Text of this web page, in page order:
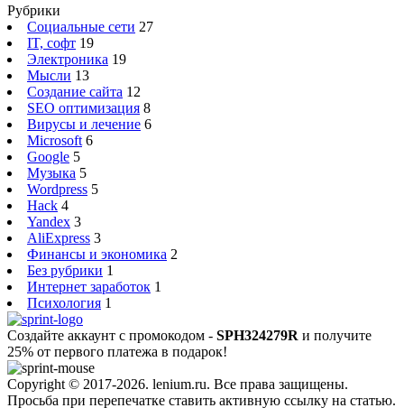
Рубрики
Социальные сети 27
IT, софт 19
Электроника 19
Мысли 13
Создание сайта 12
SEO оптимизация 8
Вирусы и лечение 6
Microsoft 6
Google 5
Музыка 5
Wordpress 5
Hack 4
Yandex 3
AliExpress 3
Финансы и экономика 2
Без рубрики 1
Интернет заработок 1
Психология 1
Создайте аккаунт с промокодом - SPH324279R и получите
25% от первого платежа в подарок!
Copyright © 2017-2026. lenium.ru. Все права защищены.
Просьба при перепечатке ставить активную ссылку на статью.